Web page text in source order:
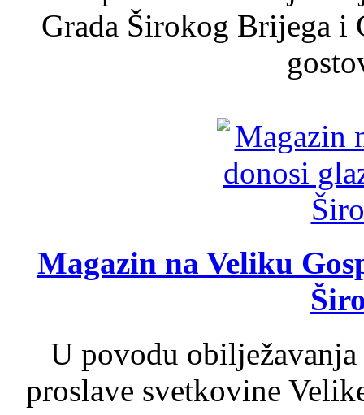
Grada Širokog Brijega
Magazin na Veliku
U povodu
proslave svetkovine